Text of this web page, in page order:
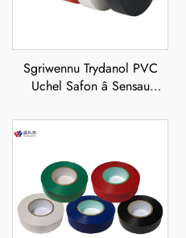
Sgriwennu Trydanol PVC
Uchel Safon â Sensau
a Chynhaliaeth Gres, ar
gyfer Insiwliad Trydanol
Uchafbwynt mewn
Prosiectau Trydanol